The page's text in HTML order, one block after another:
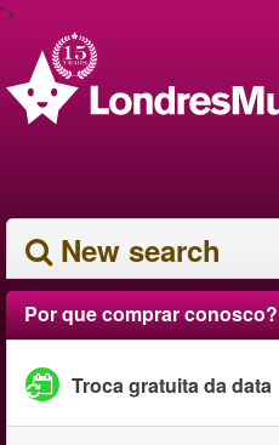
">
New search
Por que comprar conosco?
Troca gratuita da data